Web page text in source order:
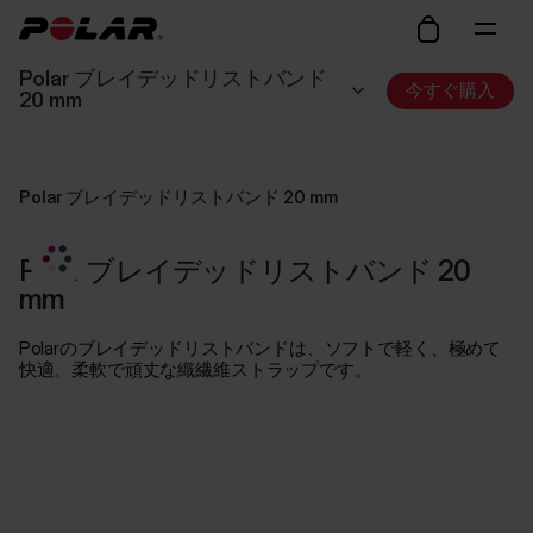
Polar ブレイデッドリストバンド
20 mm
今すぐ購入
Polar ブレイデッドリストバンド 20 mm
Polar ブレイデッドリストバンド 20
mm
Polarのブレイデッドリストバンドは、ソフトで軽く、極めて
快適。柔軟で頑丈な織繊維ストラップです。